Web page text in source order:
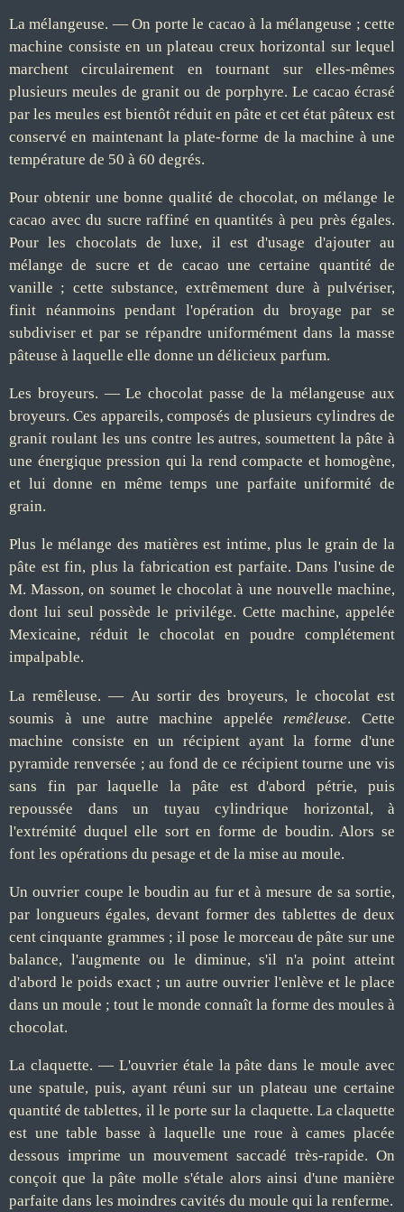
La mélangeuse. — On porte le cacao à la mélangeuse ; cette
machine consiste en un plateau creux horizontal sur lequel
marchent circulairement en tournant sur elles-mêmes
plusieurs meules de granit ou de porphyre. Le cacao écrasé
par les meules est bientôt réduit en pâte et cet état pâteux est
conservé en maintenant la plate-forme de la machine à une
température de 50 à 60 degrés.
Pour obtenir une bonne qualité de chocolat, on mélange le
cacao avec du sucre raffiné en quantités à peu près égales.
Pour les chocolats de luxe, il est d'usage d'ajouter au
mélange de sucre et de cacao une certaine quantité de
vanille ; cette substance, extrêmement dure à pulvériser,
finit néanmoins pendant l'opération du broyage par se
subdiviser et par se répandre uniformément dans la masse
pâteuse à laquelle elle donne un délicieux parfum.
Les broyeurs. — Le chocolat passe de la mélangeuse aux
broyeurs. Ces appareils, composés de plusieurs cylindres de
granit roulant les uns contre les autres, soumettent la pâte à
une énergique pression qui la rend compacte et homogène,
et lui donne en même temps une parfaite uniformité de
grain.
Plus le mélange des matières est intime, plus le grain de la
pâte est fin, plus la fabrication est parfaite. Dans l'usine de
M. Masson, on soumet le chocolat à une nouvelle machine,
dont lui seul possède le privilége. Cette machine, appelée
Mexicaine, réduit le chocolat en poudre complétement
impalpable.
La remêleuse. — Au sortir des broyeurs, le chocolat est
soumis à une autre machine appeléeremêleuse. Cette
machine consiste en un récipient ayant la forme d'une
pyramide renversée ; au fond de ce récipient tourne une vis
sans fin par laquelle la pâte est d'abord pétrie, puis
repoussée dans un tuyau cylindrique horizontal, à
l'extrémité duquel elle sort en forme de boudin. Alors se
font les opérations du pesage et de la mise au moule.
Un ouvrier coupe le boudin au fur et à mesure de sa sortie,
par longueurs égales, devant former des tablettes de deux
cent cinquante grammes ; il pose le morceau de pâte sur une
balance, l'augmente ou le diminue, s'il n'a point atteint
d'abord le poids exact ; un autre ouvrier l'enlève et le place
dans un moule ; tout le monde connaît la forme des moules à
chocolat.
La claquette. — L'ouvrier étale la pâte dans le moule avec
une spatule, puis, ayant réuni sur un plateau une certaine
quantité de tablettes, il le porte sur la claquette. La claquette
est une table basse à laquelle une roue à cames placée
dessous imprime un mouvement saccadé très-rapide. On
conçoit que la pâte molle s'étale alors ainsi d'une manière
parfaite dans les moindres cavités du moule qui la renferme.